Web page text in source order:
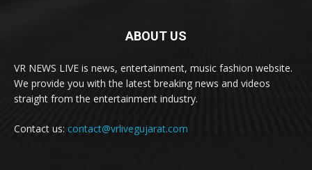
ABOUT US
VR NEWS LIVE is news, entertainment, music fashion website.
We provide you with the latest breaking news and videos
straight from the entertainment industry.
Contact us: contact@vrlivegujarat.com